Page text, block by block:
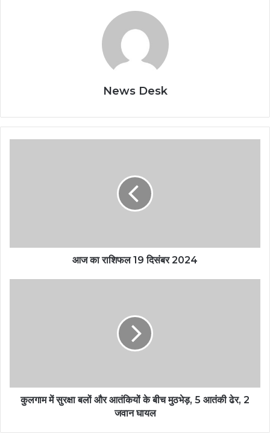
News Desk
आज का राशिफल 19 दिसंबर 2024
कुलगाम में सुरक्षा बलों और आतंकियों के बीच मुठभेड़, 5 आतंकी ढेर, 2
जवान घायल